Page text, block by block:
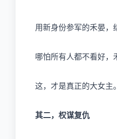
用新身份参军的禾晏，
哪怕所有人都不看好，
这，才是真正的大女主。
其二，权谋复仇